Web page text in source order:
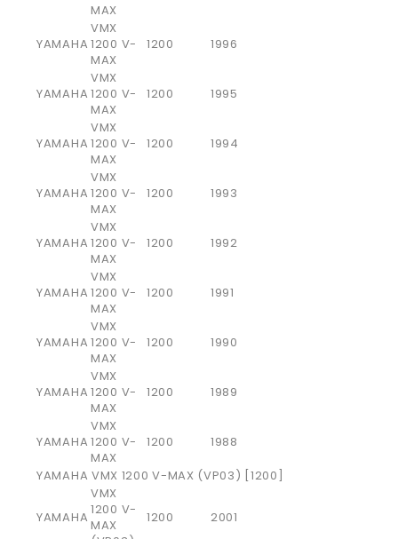
MAX
YAMAHA
VMX
1200 V-
MAX
1200 1996
YAMAHA
VMX
1200 V-
MAX
1200 1995
YAMAHA
VMX
1200 V-
MAX
1200 1994
YAMAHA
VMX
1200 V-
MAX
1200 1993
YAMAHA
VMX
1200 V-
MAX
1200 1992
YAMAHA
VMX
1200 V-
MAX
1200 1991
YAMAHA
VMX
1200 V-
MAX
1200 1990
YAMAHA
VMX
1200 V-
MAX
1200 1989
YAMAHA
VMX
1200 V-
MAX
1200
1988
YAMAHA VMX 1200 V-MAX (VP03) [1200]
YAMAHA
VMX
1200 V-
MAX
1200 2001